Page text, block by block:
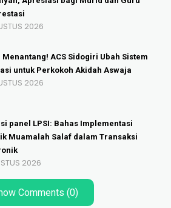
2026
Menantang! ACS Sidogiri Ubah Sistem
untuk Perkokoh Akidah Aswaja
2026
panel LPSI: Bahas Implementasi
Muamalah Salaf dalam Transaksi
2026
Comments (0)